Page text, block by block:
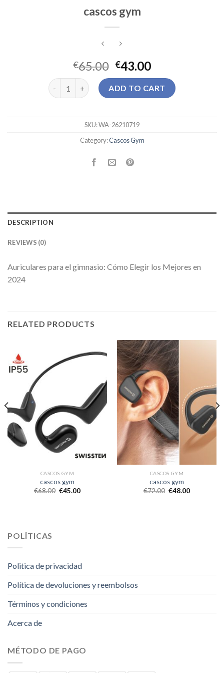
cascos gym
€65.00 €43.00
cascos gym quantityADD TO CART
SKU:WA-26210719
Category:Cascos Gym
DESCRIPTION
REVIEWS (0)
Auriculares para el gimnasio: Cómo Elegir los Mejores en
2024
RELATED PRODUCTS
CASCOS GYM
cascos gym
€68.00 €45.00
CASCOS GYM
cascos gym
€72.00 €48.00
POLÍTICAS
Politica de privacidad
Política de devoluciones y reembolsos
Términos y condiciones
Acerca de
MÉTODO DE PAGO